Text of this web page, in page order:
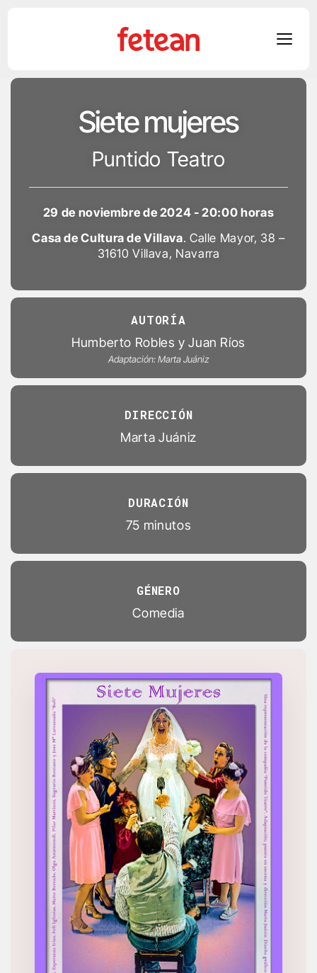
Skip
Siete mujeres
Puntido Teatro
29 de noviembre de 2024 - 20:00 horas
Casa de Cultura de Villava. Calle Mayor, 38 –
31610 Villava, Navarra
AUTORÍA
Humberto Robles y Juan Ríos
Adaptación: Marta Juániz
DIRECCIÓN
Marta Juániz
DURACIÓN
75 minutos
GÉNERO
Comedia